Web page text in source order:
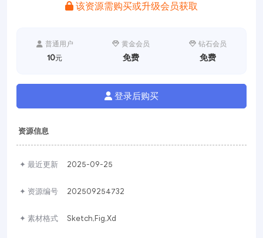
该资源需购买或升级会员获取
普通用户
10元
黄金会员
免费
钻石会员
免费
登录后购买
资源信息
✦ 最近更新 2025-09-25
✦ 资源编号 202509254732
✦ 素材格式 Sketch,Fig,Xd